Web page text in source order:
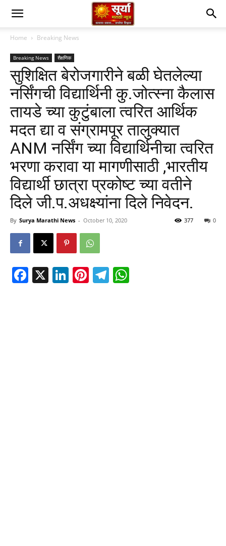
Home Breaking News
Breaking News शैक्षणिक
सुशिक्षित बेरोजगारीने बळी घेतलेल्या
नर्सिंगची विद्यार्थिनी कु.जोत्स्ना कैलास
तायडे च्या कुटुंबाला त्वरित आर्थिक
मदत द्या व संग्रामपूर तालुक्यात
ANM नर्सिंग च्या विद्यार्थिनीचा त्वरित
भरणा करावा या मागणीसाठी ,भारतीय
विद्यार्थी छात्रा प्रकोष्ट च्या वतीने
दिले जी.प.अधक्ष्यांना दिले निवेदन.
By Surya Marathi News - October 10, 2020 0
377
Facebook
X LinkedIn
Pinterest
Telegram